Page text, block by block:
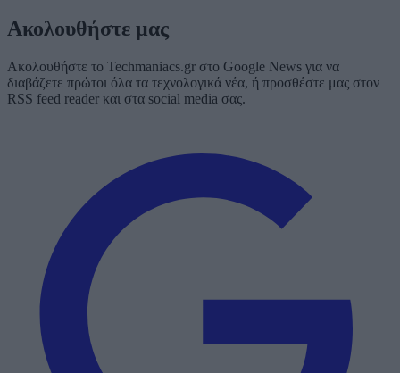
Ακολουθήστε μας
Ακολουθήστε το Techmaniacs.gr στο Google News για να
διαβάζετε πρώτοι όλα τα τεχνολογικά νέα, ή προσθέστε μας στον
RSS feed reader και στα social media σας.